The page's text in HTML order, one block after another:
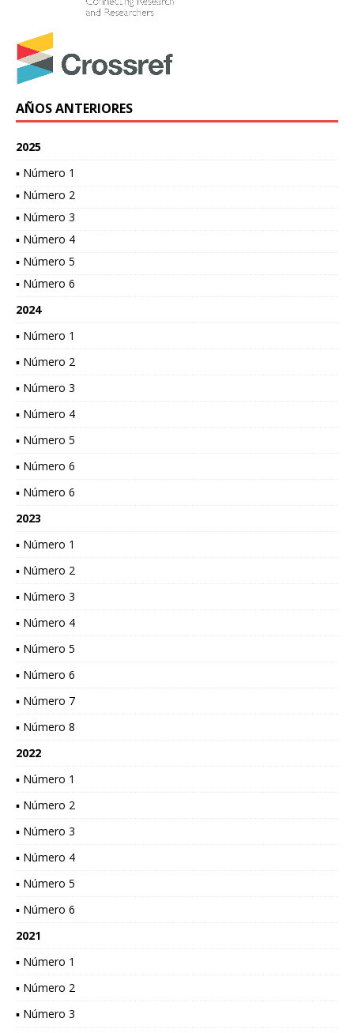
AÑOS ANTERIORES
2025
▪ Número 1
▪ Número 2
▪ Número 3
▪ Número 4
▪ Número 5
▪ Número 6
2024
▪ Número 1
▪ Número 2
▪ Número 3
▪ Número 4
▪ Número 5
▪ Número 6
▪ Número 6
2023
▪ Número 1
▪ Número 2
▪ Número 3
▪ Número 4
▪ Número 5
▪ Número 6
▪ Número 7
▪ Número 8
2022
▪ Número 1
▪ Número 2
▪ Número 3
▪ Número 4
▪ Número 5
▪ Número 6
2021
▪ Número 1
▪ Número 2
▪ Número 3